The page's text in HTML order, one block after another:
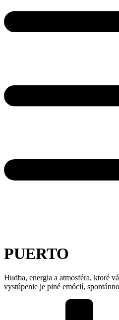
PUERTO
Hudba, energia a atmosféra, ktoré
vystúpenie je plné emócií,